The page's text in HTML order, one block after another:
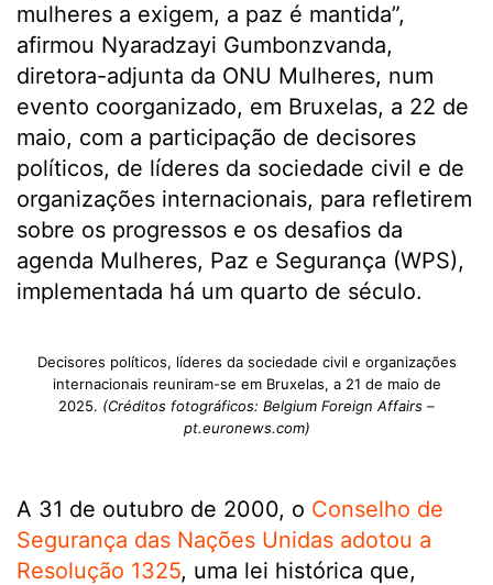
mulheres a exigem, a paz é mantida”,
afirmou Nyaradzayi Gumbonzvanda,
diretora-adjunta da ONU Mulheres, num
evento coorganizado, em Bruxelas, a 22 de
maio, com a participação de decisores
políticos, de líderes da sociedade civil e de
organizações internacionais, para refletirem
sobre os progressos e os desafios da
agenda Mulheres, Paz e Segurança (WPS),
implementada há um quarto de século.
Decisores políticos, líderes da sociedade civil e organizações
internacionais reuniram-se em Bruxelas, a 21 de maio de
2025. (Créditos fotográficos: Belgium Foreign Affairs –
pt.euronews.com)
A 31 de outubro de 2000, o Conselho de
Segurança das Nações Unidas adotou a
Resolução 1325, uma lei histórica que,